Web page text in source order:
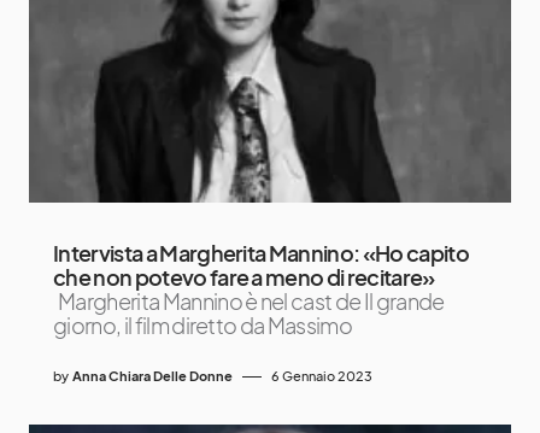
Intervista a Margherita Mannino: «Ho capito
che non potevo fare a meno di recitare»
Margherita Mannino è nel cast de Il grande
giorno, il film diretto da Massimo
by Anna Chiara Delle Donne 6 Gennaio 2023